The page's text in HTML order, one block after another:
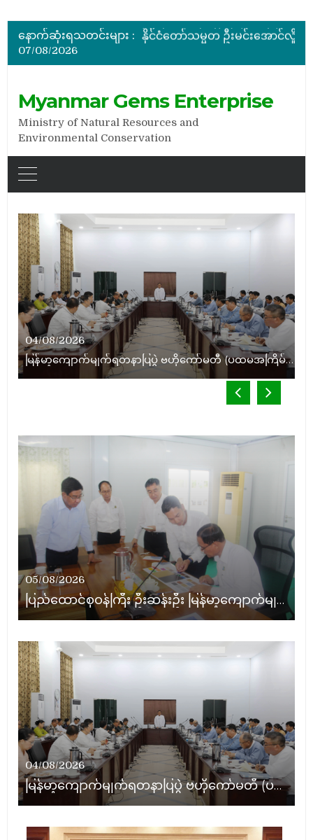
နောက်ဆုံးရသတင်းများ :
ပြည်ထောင်စုဝန်ကြီး ဦးဆန်းဦး တရုတ်ပြည်သူ့သမ္မတနိုင်ငံ၊ ရွှေလီမြို့၊ ကျယ်ဂေါင်နယ်စပ်ကုန်သွယ်ရေးဇုန်တွင် မြန်မာ့ကျောက်မျက်ရတနာပြပွဲ တက်ရောက်ဖွင့်လှစ်
နိုင်ငံတော်သမ္မတ ဦးမင်းအောင်လှိုင် မိုးကုတ်ရတနာမြေမှရှာဖွေတွေ့ရှိသည့် ထူးခြားလှပပြီး အရွယ်အစားကြီးမားသည့် နီလာအရိုင်းတုံးကြီးအားကြည့်ရှု
ပြည်ထောင်စုဝန်ကြီး ဦးဆန်းဦး မြန်မာ့ကျောက်မျက်ရတနာပြတိုက် (နေပြည်တော်) အကြီးစားပြုပြင်နေမှုများအား ကြည့်ရှုစစ်ဆေး
07/08/2026
Myanmar Gems Enterprise
Ministry of Natural Resources and
Environmental Conservation
05/08/2026
ပြည်ထောင်စုဝန်ကြီး ဦးဆန်းဦး မြန်မာ့ကျောက်မျက်ရတနာပြတိုက် (နေပြည်တော်) အကြီးစားပြုပြင်နေမှုများအား ကြည့်ရှုစစ်ဆေး
04/08/2026
မြန်မာ့ကျောက်မျက်ရတနာပြပွဲ ဗဟိုကော်မတီ (ပထမအကြိမ်)အစည်းအဝေး ကျင်းပ
22/07/2026
ပြည်ထောင်စုဝန်ကြီး ဦးဆန်းဦး တရုတ်ပြည်သူ့သမ္မတနိုင်ငံ၊ ရွှေလီမြို့၊ ကျယ်ဂေါင်နယ်စပ်ကုန်သွယ်ရေးဇုန်တွင် မြန်မာ့ကျောက်မျက်ရတနာပြပွဲ တက်ရောက်ဖွင့်လှစ်
14/06/2026
နိုင်ငံတော်သမ္မတ ဦးမင်းအောင်လှိုင် မိုးကုတ်ရတနာမြေမှရှာဖွေတွေ့ရှိသည့် ထူးခြားလှပပြီး အရွယ်အစားကြီးမားသည့် နီလာအရိုင်းတုံးကြီးအားကြည့်ရှု
09/05/2026
ပြည်ထောင်စုဝန်ကြီး ဦးဆန်းဦး မြန်မာ့ကျောက်မျက်ရတနာပြတိုက် (နေပြည်တော်) အကြီးစားပြုပြင်တည်ဆောက်မှု ကြည့်ရှုစစ်ဆေး
05/08/2026
ပြည်ထောင်စုဝန်ကြီး ဦးဆန်းဦး မြန်မာ့ကျောက်မျက်ရတနာပြတိုက် (နေပြည်တော်) အကြီးစားပြုပြင်နေမှုများအား ကြည့်ရှုစစ်ဆေး
04/08/2026
မြန်မာ့ကျောက်မျက်ရတနာပြပွဲ ဗဟိုကော်မတီ (ပထမအကြိမ်)အစည်းအဝေး ကျင်းပ